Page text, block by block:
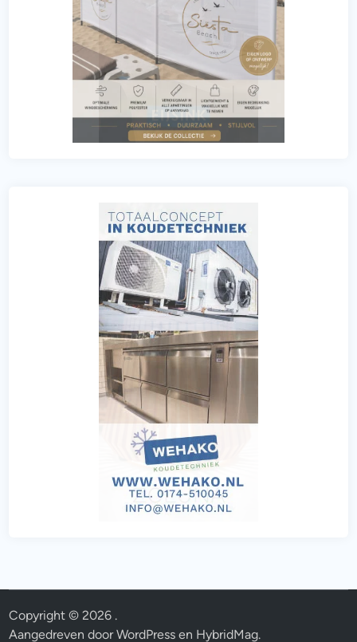
Copyright © 2026 .
Aangedreven doorWordPress en HybridMag.